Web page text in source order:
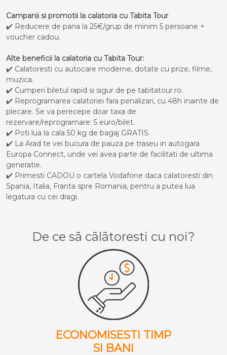
Campanii si promotii la calatoria cu Tabita Tour
✔️ Reducere de pana la 25€/grup de minim 5 persoane +
voucher cadou.
Alte beneficii la calatoria cu Tabita Tour:
✔️ Calatoresti cu autocare moderne, dotate cu prize, filme,
muzica.
✔️ Cumperi biletul rapid si sigur de pe tabitatour.ro.
✔️ Reprogramarea calatoriei fara penalizari, cu 48h inainte de
plecare. Se va perecepe doar taxa de
rezervare/reprogramare: 5 euro/bilet.
✔️ Poti lua la cala 50 kg de bagaj GRATIS.
✔️ La Arad te vei bucura de pauza pe traseu in autogara
Europa Connect, unde vei avea parte de facilitati de ultima
generatie.
✔️ Primesti CADOU o cartela Vodafone daca calatoresti din
Spania, Italia, Franta spre Romania, pentru a putea lua
legatura cu cei dragi.
De ce sã cãlãtoresti cu noi?
ECONOMISESTI TIMP
SI BANI